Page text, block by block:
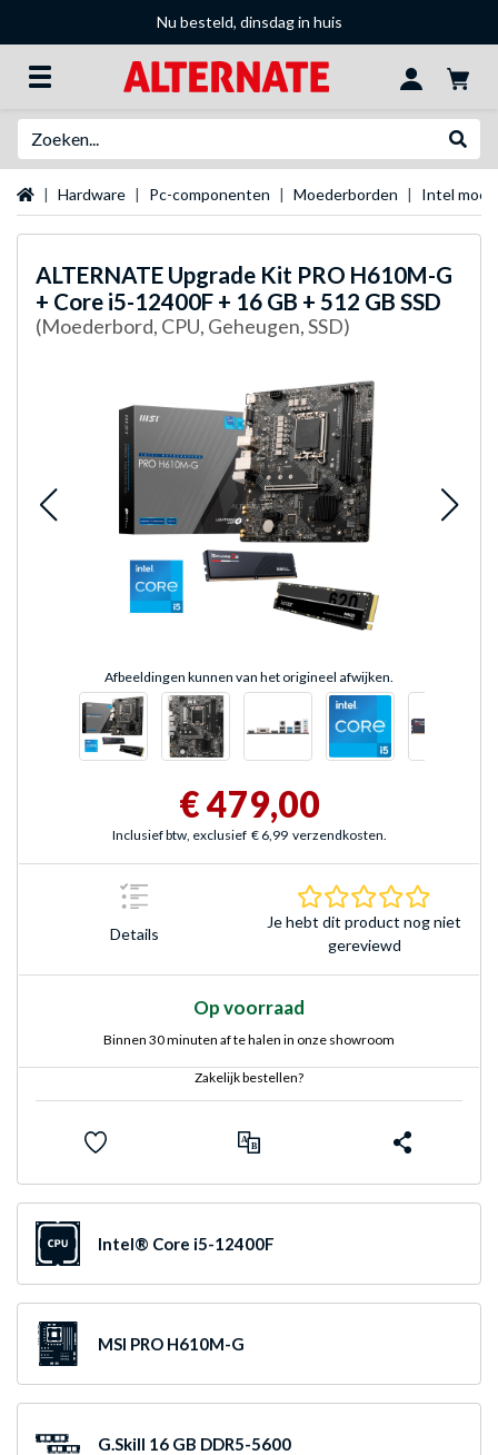
Nu besteld, dinsdag in huis
Startpagina
Hardware Pc-componenten Moederborden Intel
ALTERNATE Upgrade Kit PRO H610M-G
+ Core i5-12400F + 16 GB + 512 GB SSD
(Moederbord, CPU, Geheugen, SSD)
Afbeeldingen kunnen van het origineel afwijken.
€ 479,00
Inclusief btw, exclusief € 6,99 verzendkosten.
Details
Je hebt dit product nog niet
gereviewd
Op voorraad
Binnen 30 minuten af te halen in onze showroom
Zakelijk bestellen?
Intel® Core i5-12400F
MSI PRO H610M-G
G.Skill 16 GB DDR5-5600